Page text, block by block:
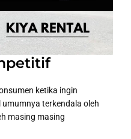
ketika ingin
terkendala oleh
masing masing